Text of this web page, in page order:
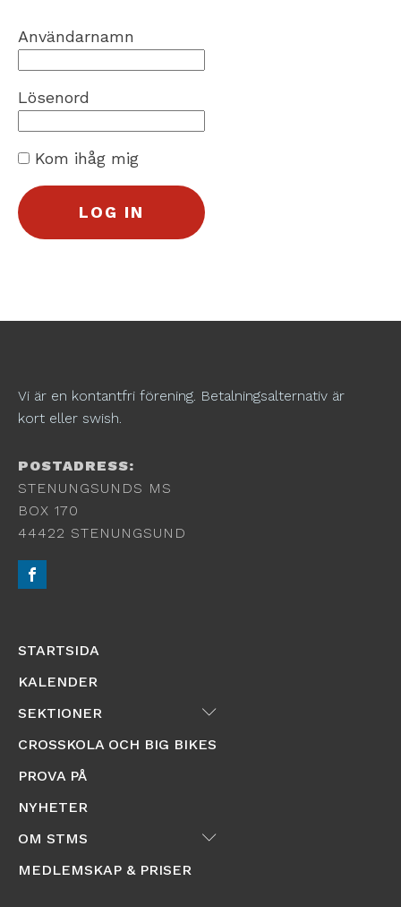
Användarnamn
Lösenord
Kom ihåg mig
Vi är en kontantfri förening. Betalningsalternativ är
kort eller swish.
POSTADRESS:
STENUNGSUNDS MS
BOX 170
44422 STENUNGSUND
STARTSIDA
KALENDER
SEKTIONER
Submenu
CROSSKOLA OCH BIG BIKES
PROVA PÅ
NYHETER
OM STMS
Submenu
MEDLEMSKAP & PRISER